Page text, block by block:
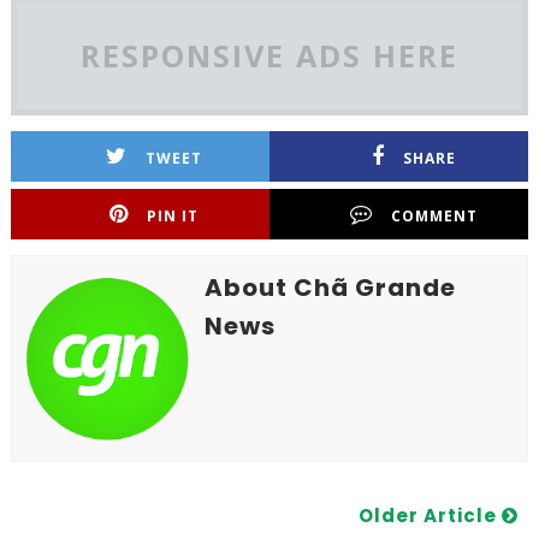
RESPONSIVE ADS HERE
TWEET SHARE
PIN IT COMMENT
About Chã Grande
News
Older Article